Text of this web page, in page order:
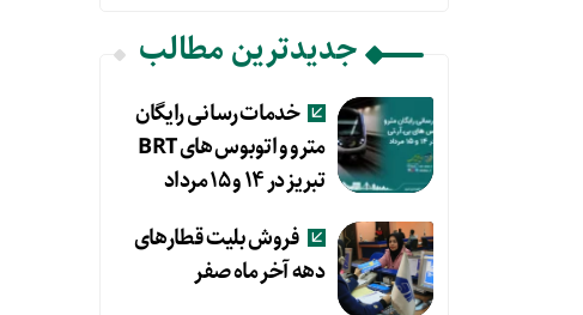
جدیدترین مطالب
خدمات رسانی رایگان
مترو و اتوبوس های BRT
تبریز در ۱۴ و ۱۵ مرداد
فروش بلیت قطارهای
دهه آخر ماه صفر